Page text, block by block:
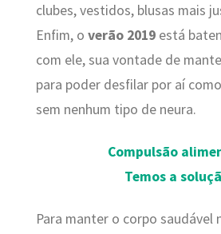
clubes, vestidos, blusas mais
Enfim, o verão 2019está
com ele, sua vontade de
para poder desfilar por aí
sem nenhum tipo de neura.
Compulsão
Temos a
Para manter o corpo saudável